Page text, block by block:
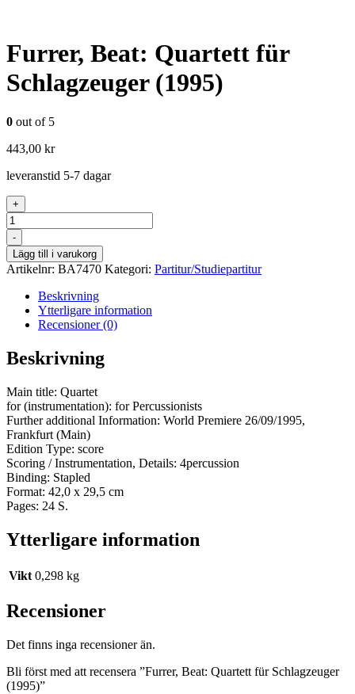
Furrer, Beat: Quartett für
Schlagzeuger (1995)
0 out of 5
443,00 kr
leveranstid 5-7 dagar
+
Antal
-
Lägg till i varukorg
Artikelnr: BA7470 Kategori: Partitur/Studiepartitur
Beskrivning
Ytterligare information
Recensioner (0)
Beskrivning
Main title: Quartet
for (instrumentation): for Percussionists
Further additional Information: World Premiere 26/09/1995,
Frankfurt (Main)
Edition Type: score
Scoring / Instrumentation, Details: 4percussion
Binding: Stapled
Format: 42,0 x 29,5 cm
Pages: 24 S.
Ytterligare information
Vikt 0,298 kg
Recensioner
Det finns inga recensioner än.
Bli först med att recensera ”Furrer, Beat: Quartett für Schlagzeuger
(1995)”